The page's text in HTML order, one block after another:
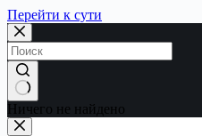
Перейти к сути
Ничего не найдено